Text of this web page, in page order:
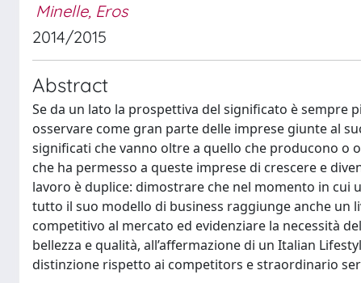
Minelle, Eros
2014/2015
Abstract
Se da un lato la prospettiva del significato è sempre
osservare come gran parte delle imprese giunte al
significati che vanno oltre a quello che producono o
che ha permesso a queste imprese di crescere e
lavoro è duplice: dimostrare che nel momento in cui
tutto il suo modello di business raggiunge anche un
competitivo al mercato ed evidenziare la necessità
bellezza e qualità, all’affermazione di un Italian
distinzione rispetto ai competitors e straordinario